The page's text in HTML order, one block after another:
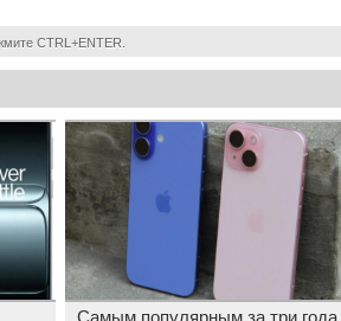
CTRL+ENTER.